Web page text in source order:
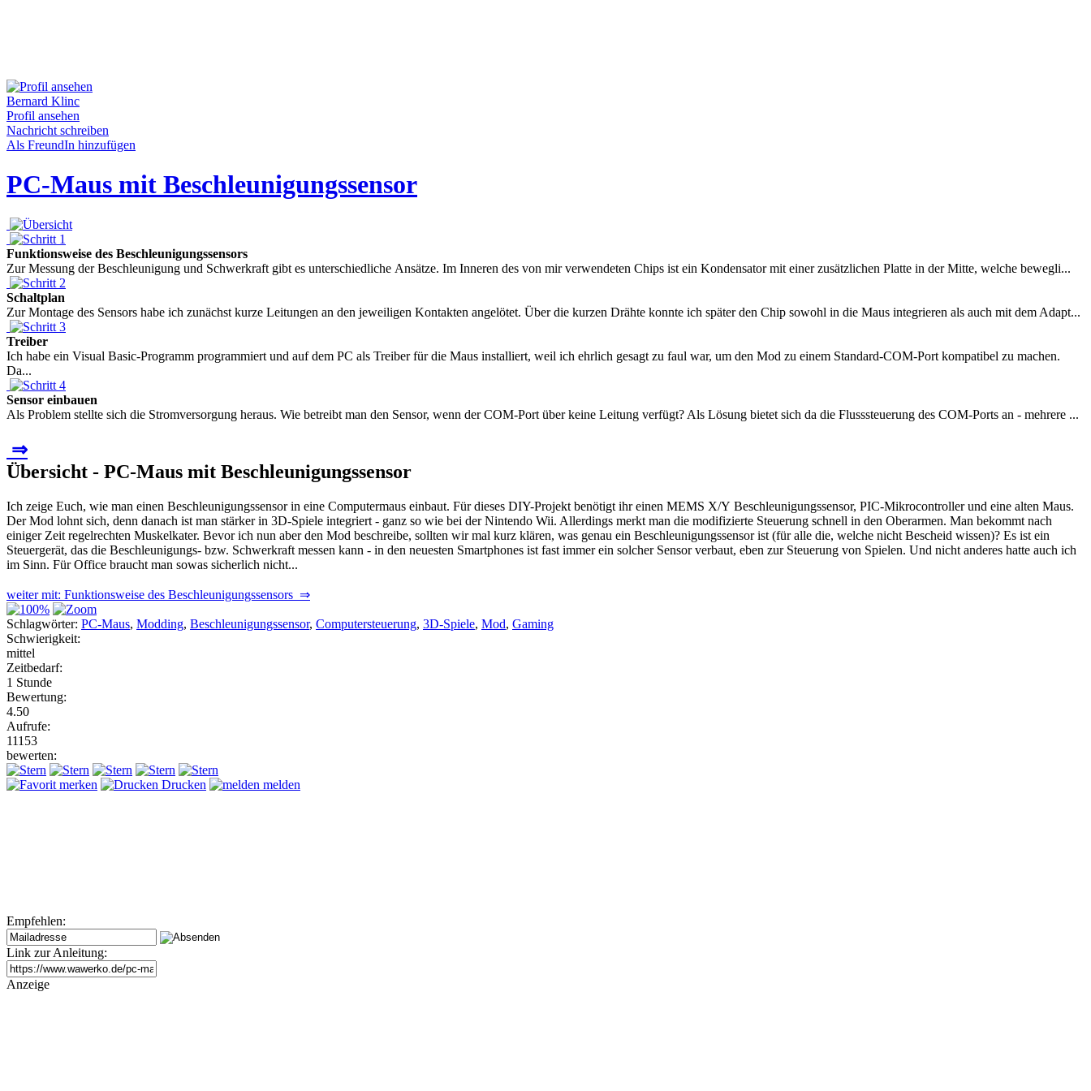
Bernard Klinc
Profil ansehen
Nachricht schreiben
Als FreundIn hinzufügen
PC-Maus mit Beschleunigungssensor
Funktionsweise des Beschleunigungssensors
Zur Messung der Beschleunigung und Schwerkraft gibt es unterschiedliche Ansätze. Im Inneren des von mir verwendeten Chips ist ein Kondensator mit einer zusätzlichen Platte in der Mitte, welche bewegli...
Schaltplan
Zur Montage des Sensors habe ich zunächst kurze Leitungen an den jeweiligen Kontakten angelötet. Über die kurzen Drähte konnte ich später den Chip sowohl in die Maus integrieren als auch mit dem Adapt...
Treiber
Ich habe ein Visual Basic-Programm programmiert und auf dem PC als Treiber für die Maus installiert, weil ich ehrlich gesagt zu faul war, um den Mod zu einem Standard-COM-Port kompatibel zu machen.
Da...
Sensor einbauen
Als Problem stellte sich die Stromversorgung heraus. Wie betreibt man den Sensor, wenn der COM-Port über keine Leitung verfügt? Als Lösung bietet sich da die Flusssteuerung des COM-Ports an - mehrere ...
⇒
Übersicht - PC-Maus mit Beschleunigungssensor
Ich zeige Euch, wie man einen Beschleunigungssensor in eine Computermaus einbaut. Für dieses DIY-Projekt benötigt ihr einen MEMS X/Y Beschleunigungssensor, PIC-Mikrocontroller und eine alten Maus.
Der Mod lohnt sich, denn danach ist man stärker in 3D-Spiele integriert - ganz so wie bei der Nintendo Wii. Allerdings merkt man die modifizierte Steuerung schnell in den Oberarmen. Man bekommt nach
einiger Zeit regelrechten Muskelkater. Bevor ich nun aber den Mod beschreibe, sollten wir mal kurz klären, was genau ein Beschleunigungssensor ist (für alle die, welche nicht Bescheid wissen)? Es ist ein
Steuergerät, das die Beschleunigungs- bzw. Schwerkraft messen kann - in den neuesten Smartphones ist fast immer ein solcher Sensor verbaut, eben zur Steuerung von Spielen. Und nicht anderes hatte auch ich
im Sinn. Für Office braucht man sowas sicherlich nicht...
weiter mit: Funktionsweise des Beschleunigungssensors ⇒
Schlagwörter: PC-Maus, Modding, Beschleunigungssensor, Computersteuerung, 3D-Spiele, Mod, Gaming
Schwierigkeit:
mittel
Zeitbedarf:
1 Stunde
Bewertung:
4.50
Aufrufe:
11153
bewerten:
merken Drucken melden
Empfehlen:
Link zur Anleitung:
Anzeige